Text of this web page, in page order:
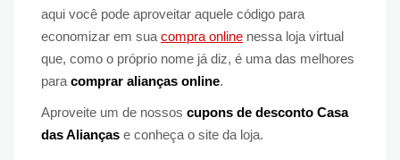
aqui você pode aproveitar aquele código para
economizar em sua compra online nessa loja virtual
que, como o próprio nome já diz, é uma das melhores
para comprar alianças online.
Aproveite um de nossos cupons de desconto Casa
das Alianças e conheça o site da loja.